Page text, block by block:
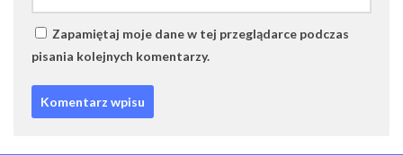
Zapamiętaj moje dane w tej przeglądarce podczas
pisania kolejnych komentarzy.